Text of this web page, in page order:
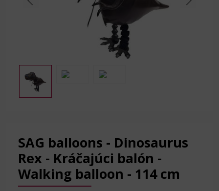
SAG balloons - Dinosaurus
Rex - Kráčajúci balón -
Walking balloon - 114 cm